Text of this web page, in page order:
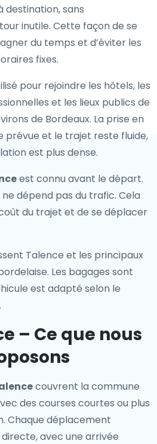
sans
inutile. Cette façon de se
du temps et d’éviter les
fixes.
pour rejoindre les hôtels, les
et les lieux publics de
de Bordeaux. La prise en
prévue et le trajet reste fluide,
est plus dense.
est connu avant le départ.
dépend pas du trafic. Cela
du trajet et de se déplacer
Talence et les principaux
Les bagages sont
est adapté selon le
– Ce que nous
couvrent la commune
des courses courtes ou plus
Chaque déplacement
avec une arrivée